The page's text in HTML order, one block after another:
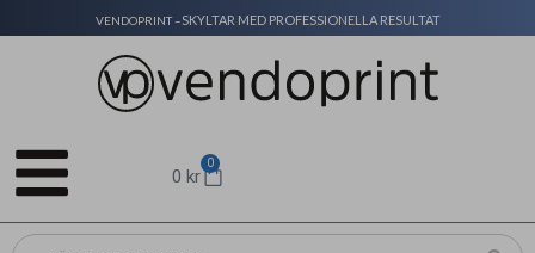
VENDOPRINT –SKYLTAR MED PROFESSIONELLA RESULTAT
0kr
0